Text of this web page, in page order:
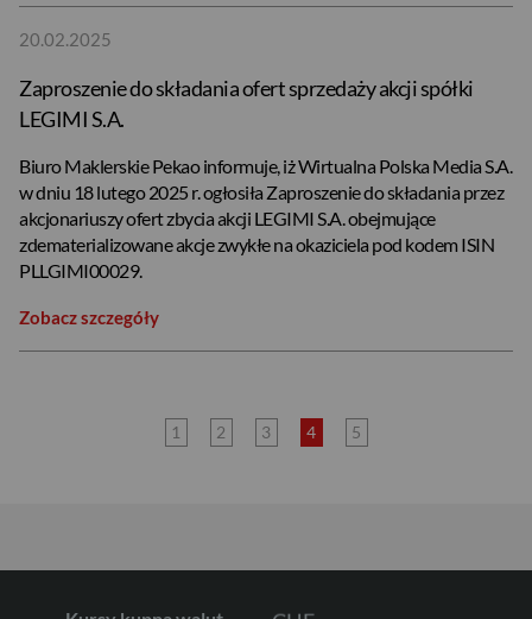
20.02.2025
Zaproszenie do składania ofert sprzedaży akcji spółki
LEGIMI S.A.
Biuro Maklerskie Pekao informuje, iż Wirtualna Polska Media S.A.
w dniu 18 lutego 2025 r. ogłosiła Zaproszenie do składania przez
akcjonariuszy ofert zbycia akcji LEGIMI S.A. obejmujące
zdematerializowane akcje zwykłe na okaziciela pod kodem ISIN
PLLGIMI00029.
Zobacz szczegóły
1 2 3 4 5
EUR